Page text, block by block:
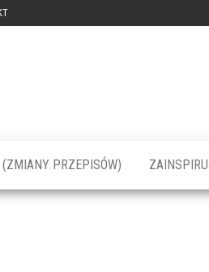
PRZEPISÓW)